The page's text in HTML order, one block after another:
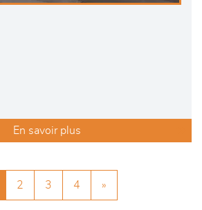
En savoir plus
2 3 4 »